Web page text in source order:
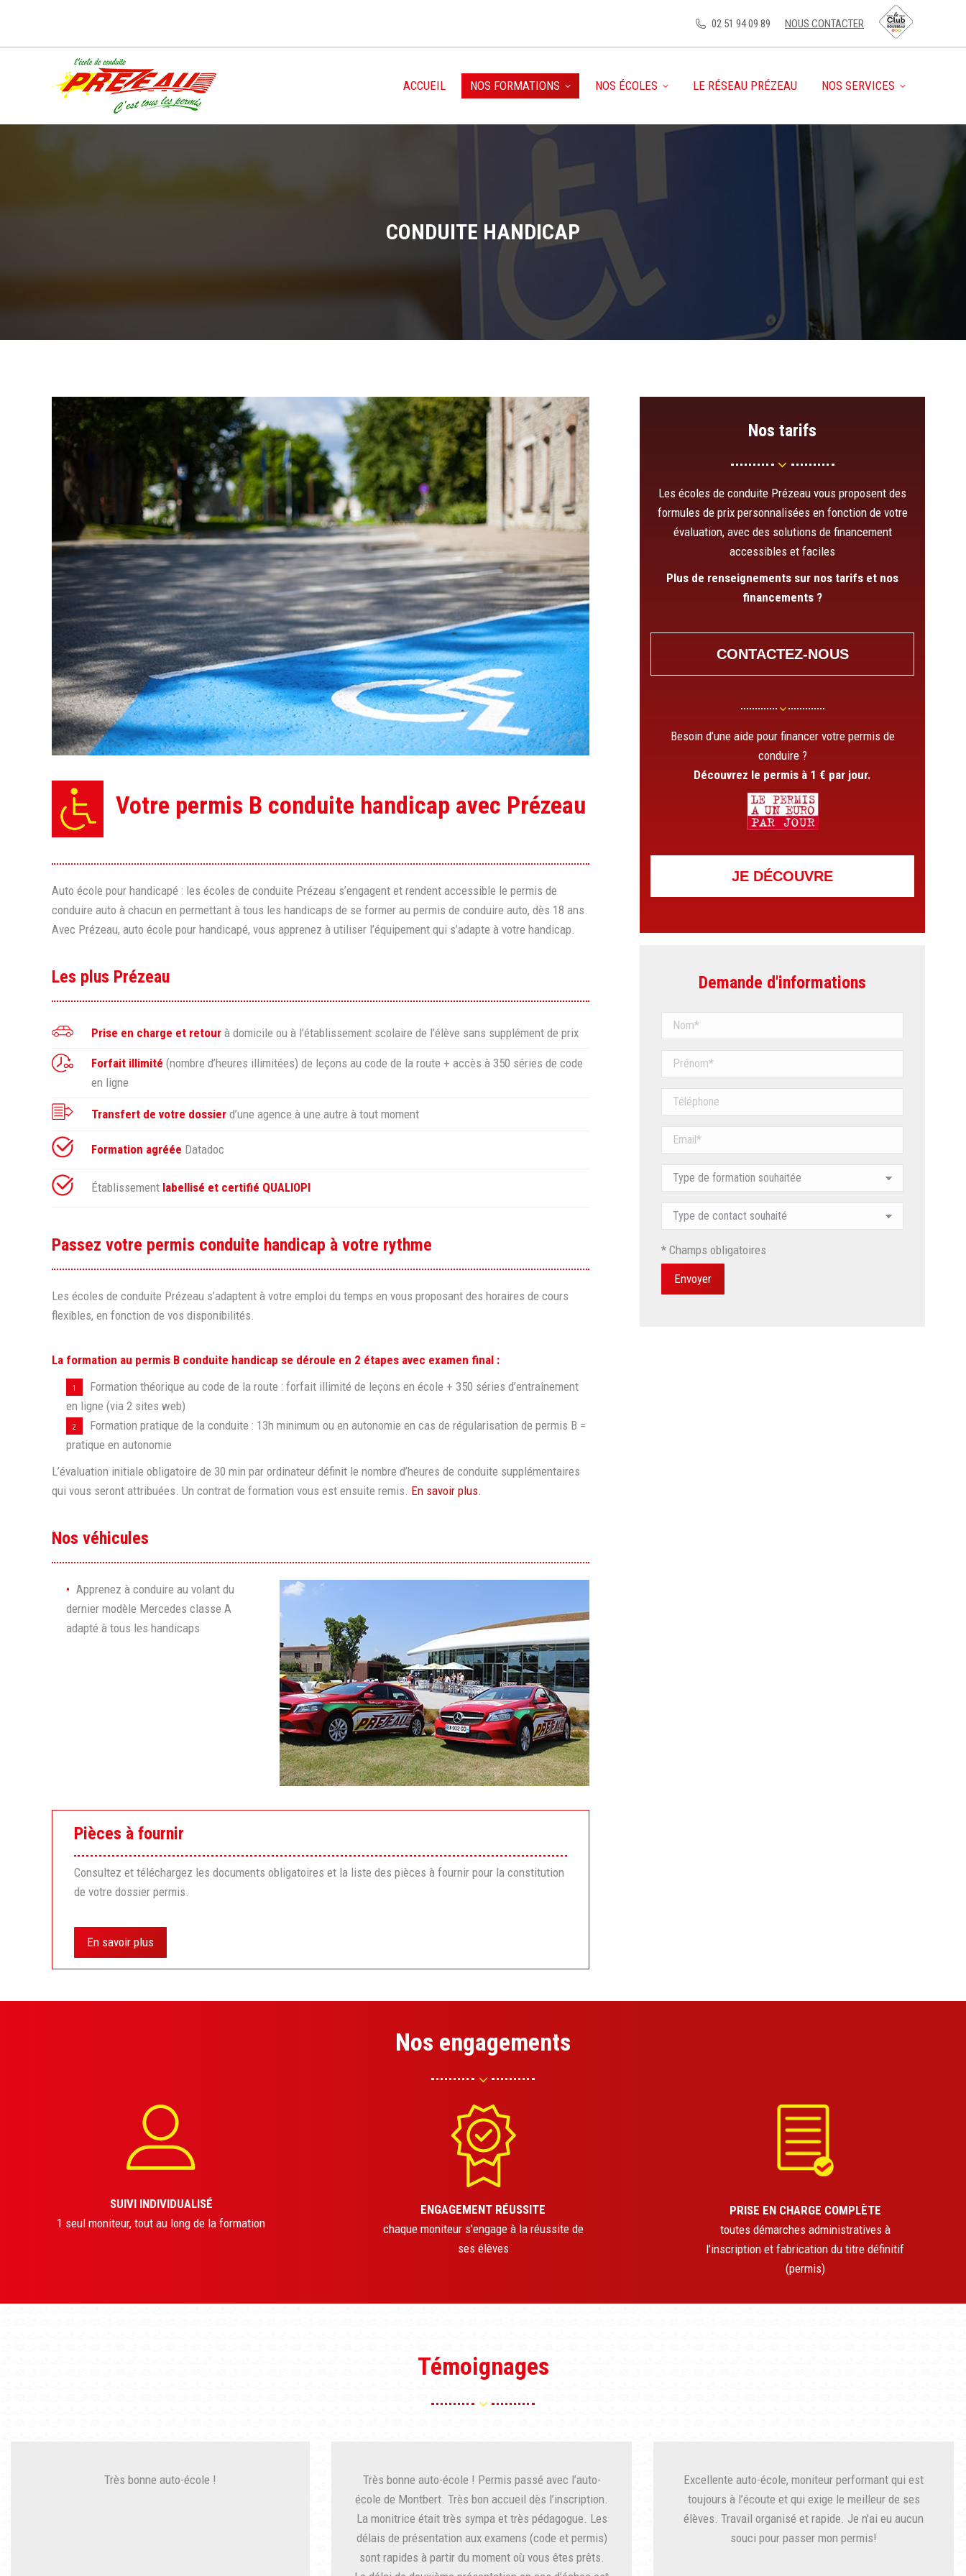
02 51 94 09 89 NOUS CONTACTER
ACCUEIL NOS FORMATIONS NOS ÉCOLES LE RÉSEAU PRÉZEAU NOS SERVICES
CONDUITE HANDICAP
Votre permis B conduite handicap avec Prézeau
Auto école pour handicapé : les écoles de conduite Prézeau s’engagent et rendent accessible le permis de
conduire auto à chacun en permettant à tous les handicaps de se former au permis de conduire auto, dès 18 ans.
Avec Prézeau, auto école pour handicapé, vous apprenez à utiliser l’équipement qui s’adapte à votre handicap.
Les plus Prézeau
Prise en charge et retour à domicile ou à l’établissement scolaire de l’élève sans supplément de prix
Forfait illimité (nombre d’heures illimitées) de leçons au code de la route + accès à 350 séries de code
en ligne
Transfert de votre dossier d’une agence à une autre à tout moment
Formation agréée Datadoc
Établissement labellisé et certifié QUALIOPI
Passez votre permis conduite handicap à votre rythme
Les écoles de conduite Prézeau s’adaptent à votre emploi du temps en vous proposant des horaires de cours
flexibles, en fonction de vos disponibilités.
La formation au permis B conduite handicap se déroule en 2 étapes avec examen final :
Formation théorique au code de la route : forfait illimité de leçons en école + 350 séries d’entraînement
en ligne (via 2 sites web)
Formation pratique de la conduite : 13h minimum ou en autonomie en cas de régularisation de permis B =
pratique en autonomie
L’évaluation initiale obligatoire de 30 min par ordinateur définit le nombre d’heures de conduite supplémentaires
qui vous seront attribuées. Un contrat de formation vous est ensuite remis. En savoir plus.
Nos véhicules
Apprenez à conduire au volant du
dernier modèle Mercedes classe A
adapté à tous les handicaps
Pièces à fournir
Consultez et téléchargez les documents obligatoires et la liste des pièces à fournir pour la constitution
de votre dossier permis.
En savoir plus
Nos tarifs
Les écoles de conduite Prézeau vous proposent des
formules de prix personnalisées en fonction de votre
évaluation, avec des solutions de financement
accessibles et faciles
Plus de renseignements sur nos tarifs et nos
financements ?
CONTACTEZ-NOUS
Besoin d’une aide pour financer votre permis de
conduire ?
Découvrez le permis à 1 € par jour.
JE DÉCOUVRE
Demande d'informations
* Champs obligatoires
Nos engagements
SUIVI INDIVIDUALISÉ
1 seul moniteur, tout au long de la formation
ENGAGEMENT RÉUSSITE
chaque moniteur s’engage à la réussite de
ses élèves
PRISE EN CHARGE COMPLÈTE
toutes démarches administratives à
l’inscription et fabrication du titre définitif
(permis)
Témoignages
Très bonne auto-école !
Très bonne auto-école ! Permis passé avec l’auto-
école de Montbert. Très bon accueil dès l’inscription.
La monitrice était très sympa et très pédagogue. Les
délais de présentation aux examens (code et permis)
sont rapides à partir du moment où vous êtes prêts.
Excellente auto-école, moniteur performant qui est
toujours à l’écoute et qui exige le meilleur de ses
élèves. Travail organisé et rapide. Je n’ai eu aucun
souci pour passer mon permis!